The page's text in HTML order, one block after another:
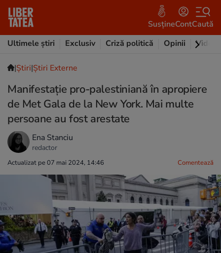
SusțineContCaută
Ultimele știri
Exclusiv Criză politică Opinii Video
|Ştiri|Știri Externe
Manifestație pro-palestiniană în apropiere
de Met Gala de la New York. Mai multe
persoane au fost arestate
Ena Stanciu
redactor
Actualizat pe 07 mai 2024, 14:46 Comentează